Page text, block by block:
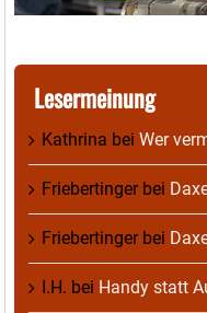
Lesermeinung
Kathrina bei Wer
Friebertingerbei
Friebertingerbei
I.H. bei Handy statt